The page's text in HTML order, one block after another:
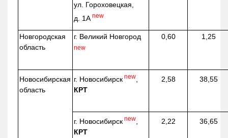
ул. Гороховецкая,
д. 1А new
Новгородская
область
г. Великий Новгород
new
0,60 1,25
Новосибирская
область
г. Новосибирск new
КРТ
2,58 38,55
г. Новосибирск new
КРТ
2,22 36,65